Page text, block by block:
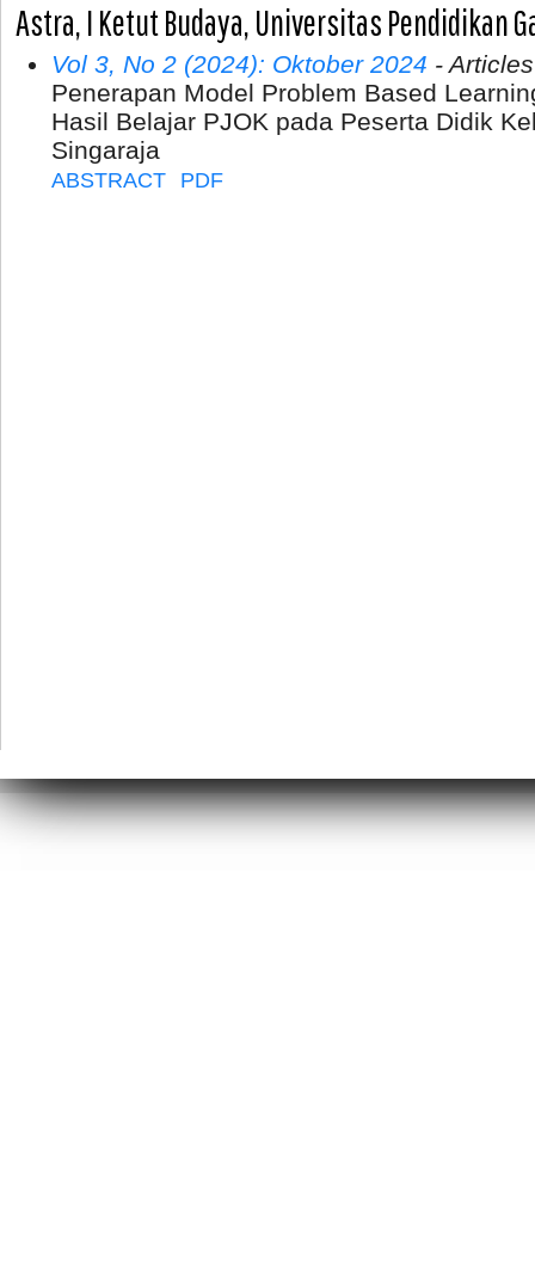
Astra, I Ketut Budaya, Universitas Pendidikan
Vol 3, No 2 (2024): Oktober 2024 - Articles
Penerapan Model Problem Based
Hasil Belajar PJOK pada Peserta Didik
Singaraja
ABSTRACT PDF